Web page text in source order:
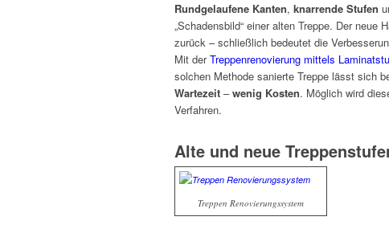
Rundgelaufene Kanten, knarrende Stufen
„Schadensbild“ einer alten Treppe. Der
zurück – schließlich bedeutet die
Mit derTreppenrenovierung mittels
solchen Methode sanierte Treppe lässt sich
Wartezeit –wenig Kosten. Möglich wird
Verfahren.
Alte und neue
Treppen Renovierungssystem